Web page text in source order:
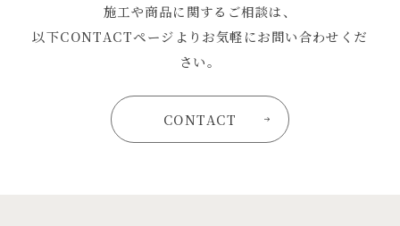
施工や商品に関するご相談は、
以下CONTACTページよりお気軽にお問い合わせくだ
さい。
CONTACT